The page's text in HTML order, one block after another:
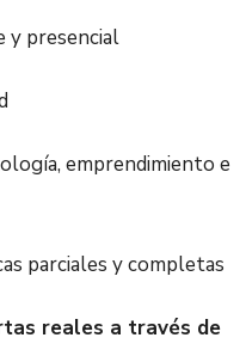
y presencial
emprendimiento e
parciales y completas
reales a través de